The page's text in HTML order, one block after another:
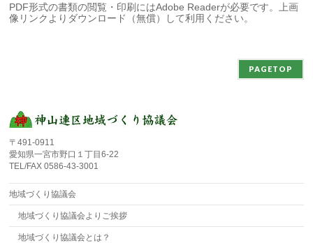
PDF形式の書類の閲覧・印刷にはAdobe Readerが必要です。上画
像リンクよりダウンロード（無償）して利用ください。
PAGETOP
〒491-0911
愛知県一宮市野口１丁目6-22
TEL/FAX 0586-43-3001
地域づくり協議会
地域づくり協議会よりご挨拶
地域づくり協議会とは？